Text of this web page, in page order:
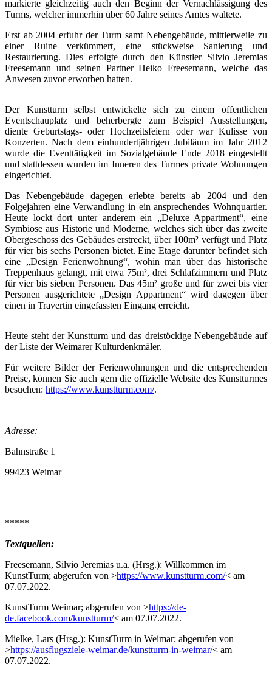
markierte gleichzeitig auch den Beginn der Vernachlässigung des
Turms, welcher immerhin über 60 Jahre seines Amtes waltete.
Erst ab 2004 erfuhr der Turm samt Nebengebäude, mittlerweile zu
einer Ruine verkümmert, eine stückweise Sanierung und
Restaurierung. Dies erfolgte durch den Künstler Silvio Jeremias
Freesemann und seinen Partner Heiko Freesemann, welche das
Anwesen zuvor erworben hatten.
Der Kunstturm selbst entwickelte sich zu einem öffentlichen
Eventschauplatz und beherbergte zum Beispiel Ausstellungen,
diente Geburtstags- oder Hochzeitsfeiern oder war Kulisse von
Konzerten. Nach dem einhundertjährigen Jubiläum im Jahr 2012
wurde die Eventtätigkeit im Sozialgebäude Ende 2018 eingestellt
und stattdessen wurden im Inneren des Turmes private Wohnungen
eingerichtet.
Das Nebengebäude dagegen erlebte bereits ab 2004 und den
Folgejahren eine Verwandlung in ein ansprechendes Wohnquartier.
Heute lockt dort unter anderem ein „Deluxe Appartment“, eine
Symbiose aus Historie und Moderne, welches sich über das zweite
Obergeschoss des Gebäudes erstreckt, über 100m² verfügt und Platz
für vier bis sechs Personen bietet. Eine Etage darunter befindet sich
eine „Design Ferienwohnung“, wohin man über das historische
Treppenhaus gelangt, mit etwa 75m², drei Schlafzimmern und Platz
für vier bis sieben Personen. Das 45m² große und für zwei bis vier
Personen ausgerichtete „Design Appartment“ wird dagegen über
einen in Travertin eingefassten Eingang erreicht.
Heute steht der Kunstturm und das dreistöckige Nebengebäude auf
der Liste der Weimarer Kulturdenkmäler.
Für weitere Bilder der Ferienwohnungen und die entsprechenden
Preise, können Sie auch gern die offizielle Website des Kunstturmes
besuchen: https://www.kunstturm.com/.
Adresse:
Bahnstraße 1
99423 Weimar
*****
Textquellen:
Freesemann, Silvio Jeremias u.a. (Hrsg.): Willkommen im
KunstTurm; abgerufen von >https://www.kunstturm.com/< am
07.07.2022.
KunstTurm Weimar; abgerufen von >https://de-
de.facebook.com/kunstturm/< am 07.07.2022.
Mielke, Lars (Hrsg.): KunstTurm in Weimar; abgerufen von
>https://ausflugsziele-weimar.de/kunstturm-in-weimar/< am
07.07.2022.